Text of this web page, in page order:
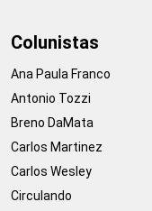
Colunistas
Ana Paula Franco
Antonio Tozzi
Breno DaMata
Carlos Martinez
Carlos Wesley
Circulando